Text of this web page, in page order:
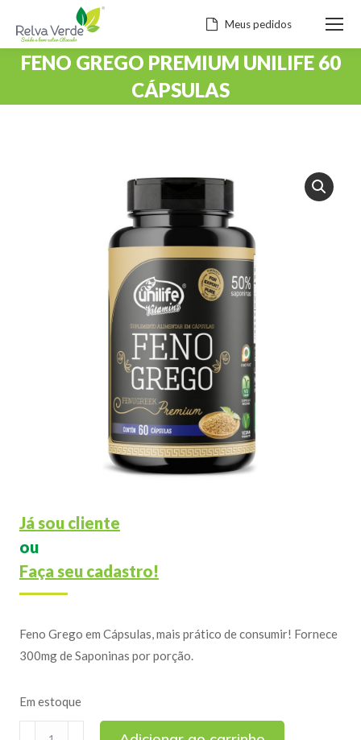
Meus pedidos
FENO GREGO PREMIUM UNILIFE 60
CÁPSULAS
Já sou cliente
ou
Faça seu cadastro!
Feno Grego em Cápsulas, mais prático de consumir! Fornece
300mg de Saponinas por porção.
Em estoque